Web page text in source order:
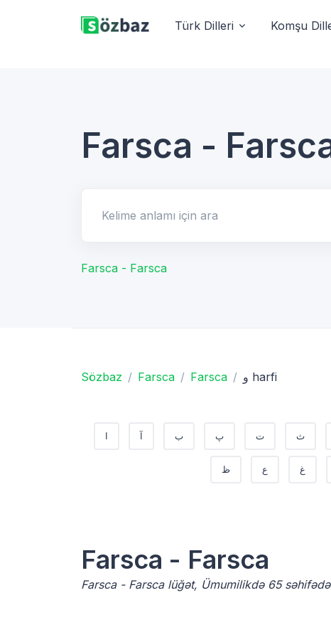
Türk Dilleri Komşu
Farsca -
Farsca - Farsca
Sözbaz Farsca Farsca و harfi
ا آ ب پ ت ث
ظ ع غ
Farsca - Farsca
Farsca - Farsca lüğət, Ümumilikdə 65